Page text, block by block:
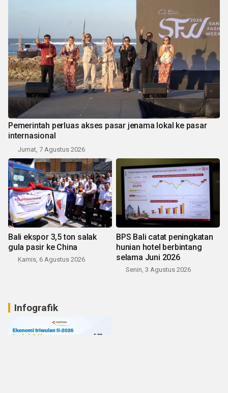
Pemerintah perluas akses pasar jenama lokal ke pasar
internasional
Jumat, 7 Agustus 2026
Bali ekspor 3,5 ton salak
gula pasir ke China
Kamis, 6 Agustus 2026
BPS Bali catat peningkatan
hunian hotel berbintang
selama Juni 2026
Senin, 3 Agustus 2026
Infografik